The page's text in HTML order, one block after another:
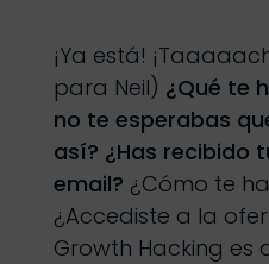
¡Ya está!
para Neil) ¿Qué te
no te esperabas
así? ¿Has recibido
email? ¿Cómo te
¿Accediste a la
Growth Hacking